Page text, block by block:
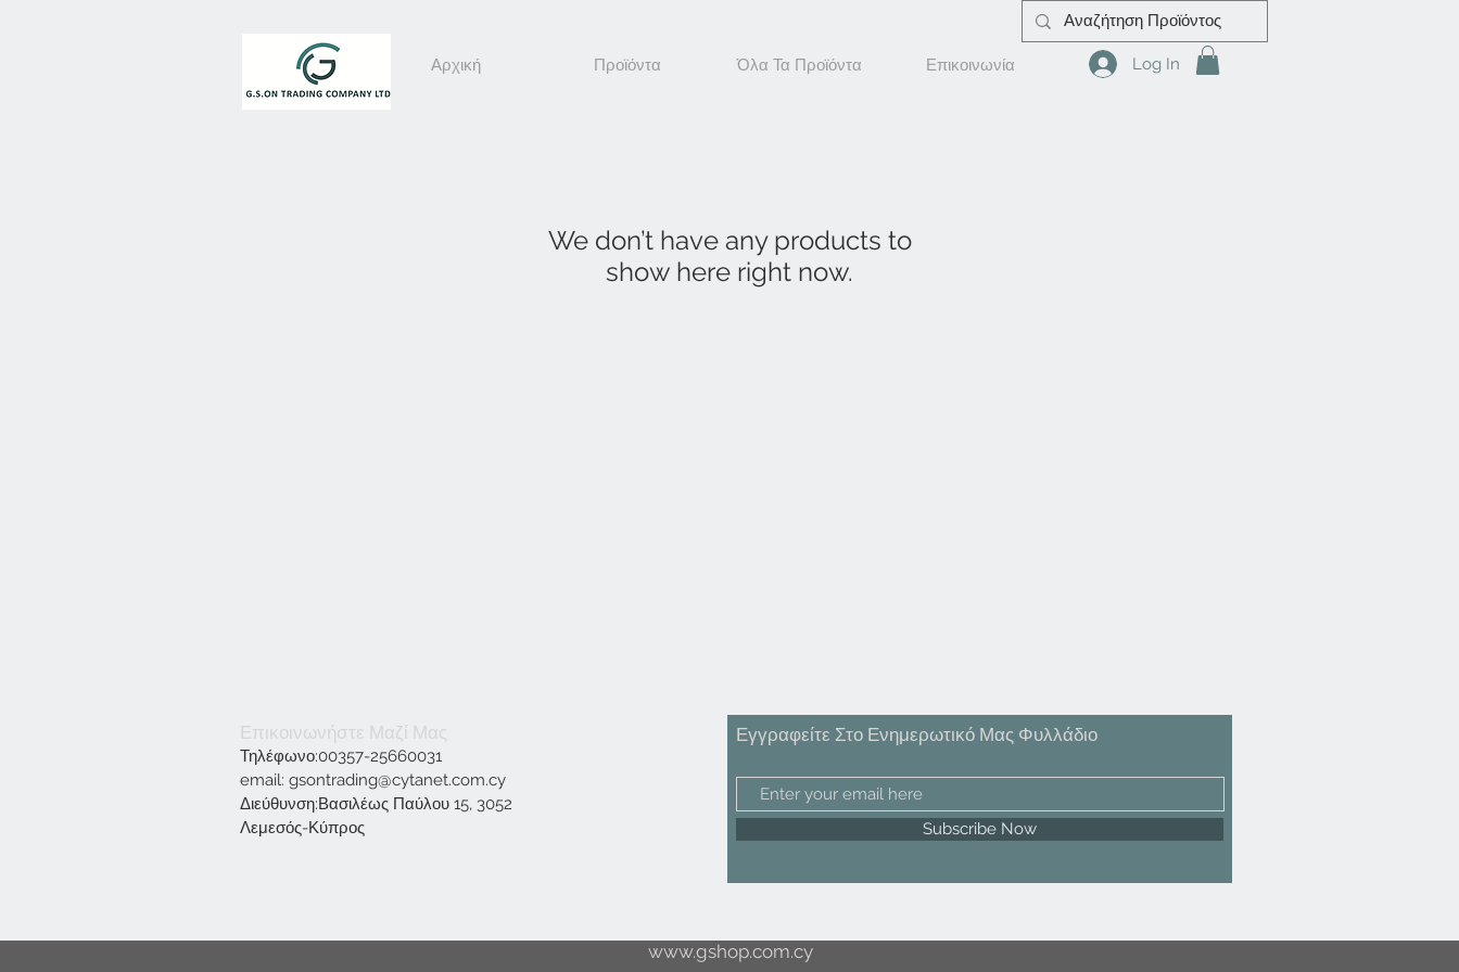
Αρχική Προϊόντα Όλα Τα Προϊόντα Επικοινωνία Log In
We don’t have any products to
show here right now.
Επικοινωνήστε Μαζί Μας
Τηλέφωνο:00357-25660031
email: gsontrading@cytanet.com.cy
Διεύθυνση:Βασιλέως Παύλου 15, 3052
Λεμεσός-Κύπρος
Εγγραφείτε Στο Ενημερωτικό Μας Φυλλάδιο
Subscribe Now
www.gshop.com.cy